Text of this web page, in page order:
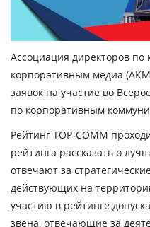
Ассоциация директоров
корпоративным медиа
заявок на участие во
по корпоративным
Рейтинг TOP-COMM
рейтинга рассказать о
отвечают за
действующих на
участию в рейтинге
звена, отвечающие за